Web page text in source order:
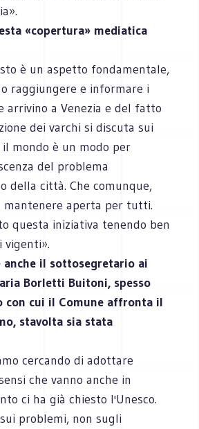
«copertura» mediatica
è un aspetto fondamentale,
raggiungere e informare i
arrivino a Venezia e del fatto
dei varchi si discuta sui
mondo è un modo per
del problema
della città. Che comunque,
mantenere aperta per tutti.
questa iniziativa tenendo ben
vigenti».
anche il sottosegretario ai
Borletti Buitoni, spesso
con cui il Comune affronta il
stavolta sia stata
cercando di adottare
che vanno anche in
ci ha già chiesto l'Unesco.
problemi, non sugli